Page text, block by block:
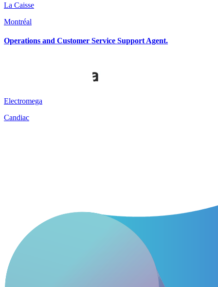
La Caisse
Montréal
Operations and Customer Service Support Agent.
Electromega
Candiac